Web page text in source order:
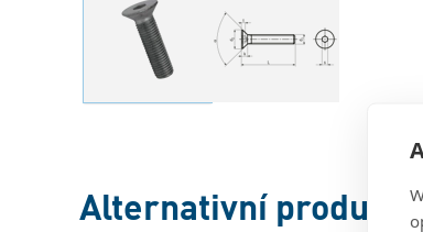
Alternativní produkty